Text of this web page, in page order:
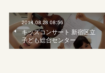
2014.08.28 08:56
キッズコンサート 新宿区立
子ども総合センター